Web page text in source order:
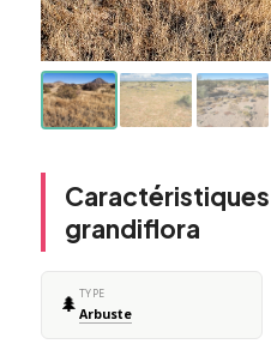
Caractéristiques
grandiflora
🌲 TYPE
Arbuste